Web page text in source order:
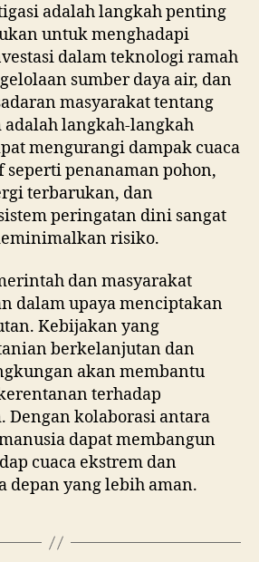
adalah langkah penting
untuk menghadapi
dalam teknologi ramah
sumber daya air, dan
masyarakat tentang
langkah-langkah
mengurangi dampak cuaca
penanaman pohon,
terbarukan, dan
peringatan dini sangat
risiko.
dan masyarakat
dalam upaya menciptakan
Kebijakan yang
berkelanjutan dan
akan membantu
terhadap
Dengan kolaborasi antara
dapat membangun
cuaca ekstrem dan
depan yang lebih aman.